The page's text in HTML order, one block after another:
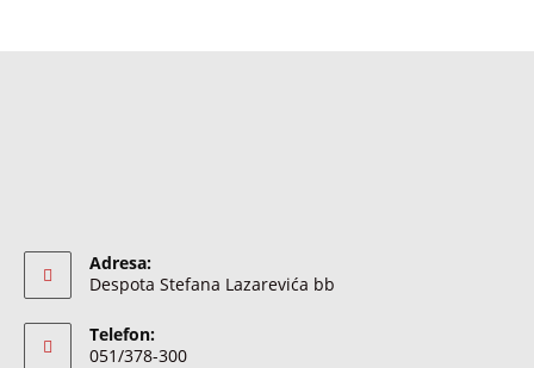
Adresa:
Despota Stefana Lazarevića bb
Telefon:
051/378-300